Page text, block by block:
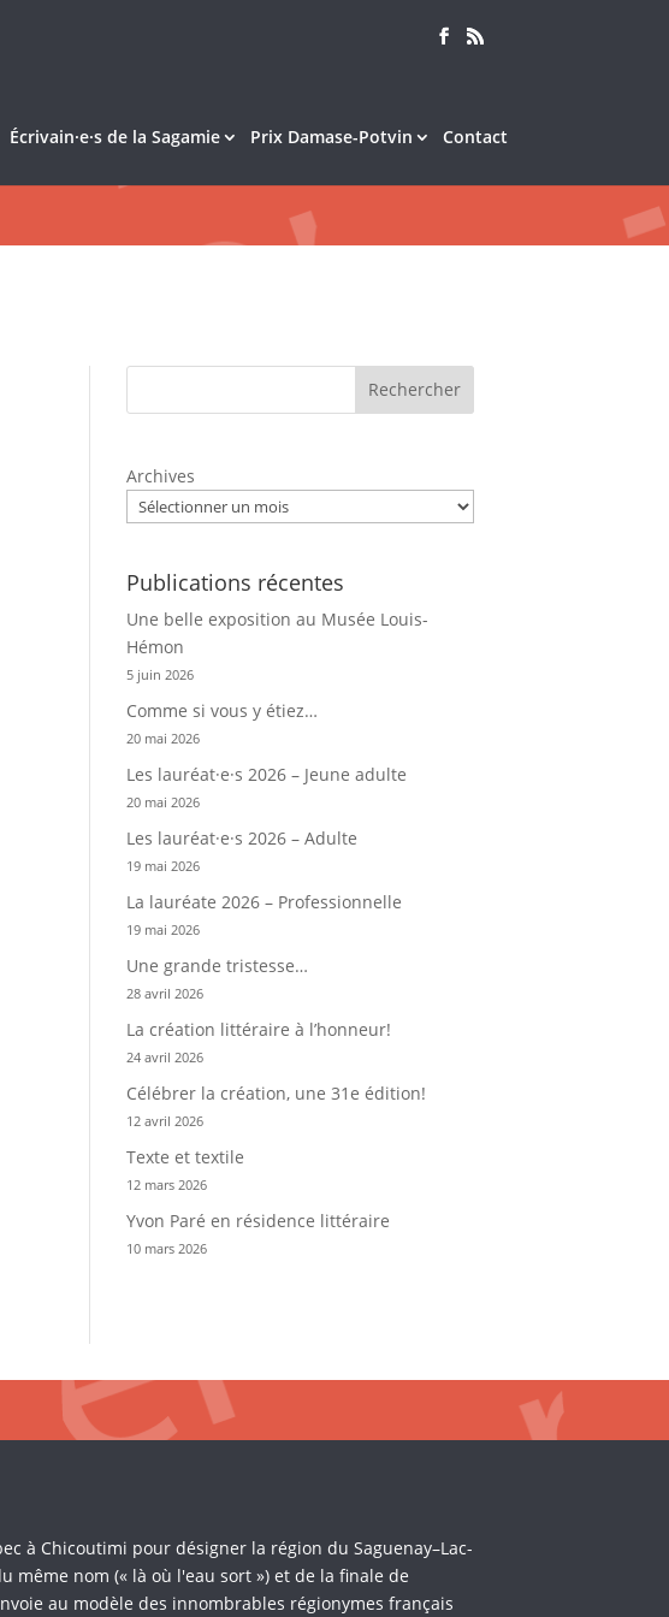
Écrivain·e·s de la Sagamie Prix Damase-Potvin Contact
Rechercher
Archives
Publications récentes
Une belle exposition au Musée Louis-
Hémon
5 juin 2026
Comme si vous y étiez…
20 mai 2026
Les lauréat·e·s 2026 – Jeune adulte
20 mai 2026
Les lauréat·e·s 2026 – Adulte
19 mai 2026
La lauréate 2026 – Professionnelle
19 mai 2026
Une grande tristesse…
28 avril 2026
La création littéraire à l’honneur!
24 avril 2026
Célébrer la création, une 31e édition!
12 avril 2026
Texte et textile
12 mars 2026
Yvon Paré en résidence littéraire
10 mars 2026
à Chicoutimi pour désigner la région du Saguenay–Lac-
même nom (« là où l'eau sort ») et de la finale de
au modèle des innombrables régionymes français